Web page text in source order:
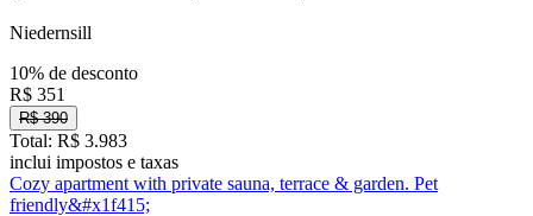
Niedernsill
10% de desconto
R$ 351
R$ 390
Total: R$ 3.983
inclui impostos e taxas
Cozy apartment with private sauna, terrace & garden. Pet
friendly&#x1f415;